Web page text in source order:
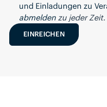
und Einladungen zu
abmelden zu jeder Zeit.
EINREICHEN